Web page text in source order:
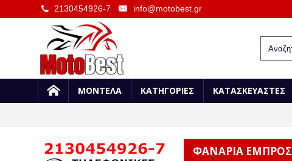
2130454926-7 info@motobest.gr
ΜΟΝΤΕΛΑ ΚΑΤΗΓΟΡΙΕΣ ΚΑΤΑΣΚΕΥΑΣΤΕΣ
ΦΑΝΑΡΙΑ ΕΜΠΡΟΣ